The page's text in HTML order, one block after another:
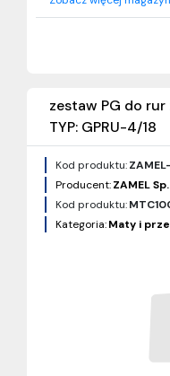
zestaw PG do rur
TYP: GPRU-4/18
Kod produktu:
Producent:ZAMEL
Kod produktu:
Kategoria:Maty i